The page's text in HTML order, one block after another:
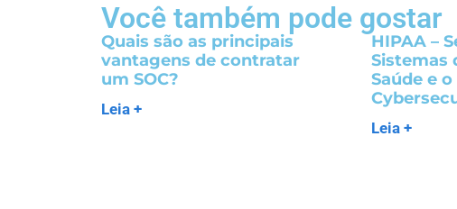
Você também pode gostar
Quais são as principais
vantagens de contratar
um SOC?
Leia +
HIPAA –
Sistemas
Saúde e o
Leia +